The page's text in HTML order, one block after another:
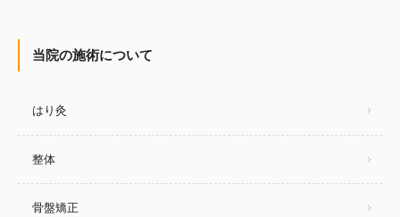
当院の施術について
はり灸
整体
骨盤矯正